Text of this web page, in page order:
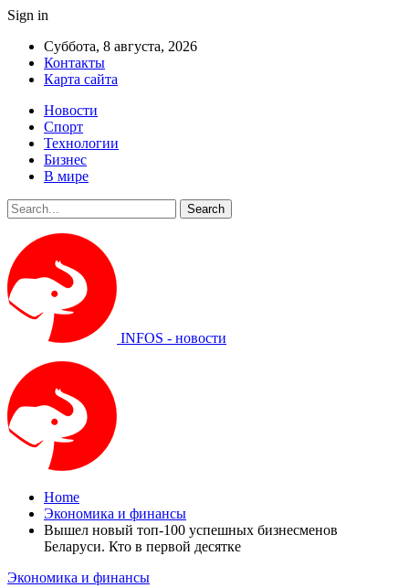
Sign in
Суббота, 8 августа, 2026
Контакты
Карта сайта
Новости
Спорт
Технологии
Бизнес
В мире
INFOS - новости
Home
Экономика и финансы
Вышел новый топ-100 успешных бизнесменов
Беларуси. Кто в первой десятке
Экономика и финансы